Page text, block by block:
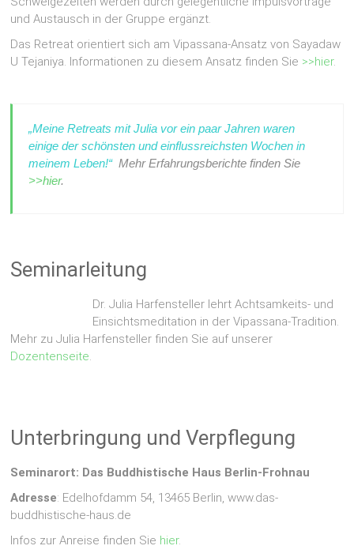
und Austausch in der Gruppe ergänzt.
Das Retreat orientiert sich am Vipassana-Ansatz von Sayadaw
U Tejaniya. Informationen zu diesem Ansatz finden Sie >>hier.
„Meine Retreats mit Julia vor ein paar Jahren waren
einige der schönsten und einflussreichsten Wochen in
meinem Leben!“Mehr Erfahrungsberichte finden Sie
>>hier.
Seminarleitung
Dr. Julia Harfensteller lehrt Achtsamkeits- und
Einsichtsmeditation in der Vipassana-Tradition.
Mehr zu Julia Harfensteller finden Sie auf unserer
Dozentenseite.
Unterbringung und Verpflegung
Seminarort: Das Buddhistische Haus Berlin-Frohnau
Adresse: Edelhofdamm 54, 13465 Berlin, www.das-
buddhistische-haus.de
Infos zur Anreise finden Sie hier.